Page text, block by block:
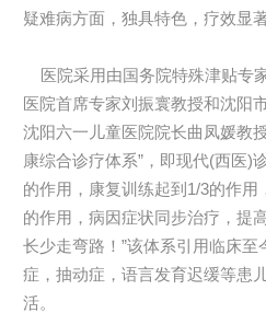
疑难病方面，独具特色，疗效显著
医院采用由国务院特殊津贴专
医院首席专家刘振寰教授和沈阳
沈阳六一儿童医院院长曲凤媛教
康综合诊疗体系”，即现代(西医)
的作用，康复训练起到1/3的作
的作用，病因症状同步治疗，提
长少走弯路！”该体系引用临床
症，抽动症，语言发育迟缓等患
活。